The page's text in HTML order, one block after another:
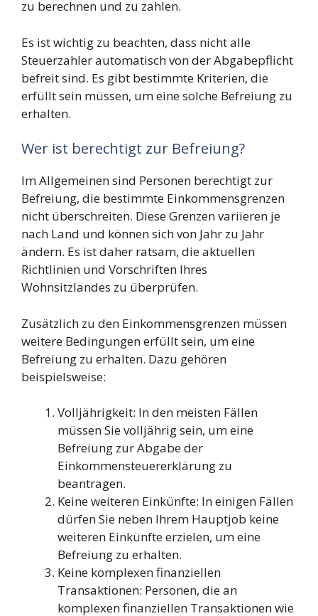
zu berechnen und zu zahlen.
Es ist wichtig zu beachten, dass nicht alle
Steuerzahler automatisch von der Abgabepflicht
befreit sind. Es gibt bestimmte Kriterien, die
erfüllt sein müssen, um eine solche Befreiung zu
erhalten.
Wer ist berechtigt zur Befreiung?
Im Allgemeinen sind Personen berechtigt zur
Befreiung, die bestimmte Einkommensgrenzen
nicht überschreiten. Diese Grenzen variieren je
nach Land und können sich von Jahr zu Jahr
ändern. Es ist daher ratsam, die aktuellen
Richtlinien und Vorschriften Ihres
Wohnsitzlandes zu überprüfen.
Zusätzlich zu den Einkommensgrenzen müssen
weitere Bedingungen erfüllt sein, um eine
Befreiung zu erhalten. Dazu gehören
beispielsweise:
Volljährigkeit: In den meisten Fällen
müssen Sie volljährig sein, um eine
Befreiung zur Abgabe der
Einkommensteuererklärung zu
beantragen.
Keine weiteren Einkünfte: In einigen Fällen
dürfen Sie neben Ihrem Hauptjob keine
weiteren Einkünfte erzielen, um eine
Befreiung zu erhalten.
Keine komplexen finanziellen
Transaktionen: Personen, die an
komplexen finanziellen Transaktionen wie